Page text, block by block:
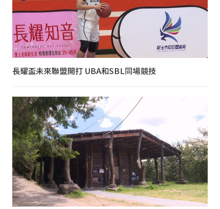
長耀盃未來聯盟開打 UBA和SBL同場競技